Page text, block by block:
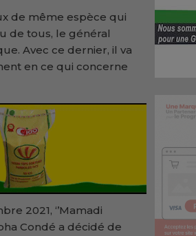
de même espèce qui
de tous, le général
Avec ce dernier, il va
en ce qui concerne
2021, ‘’Mamadi
Condé a décidé de